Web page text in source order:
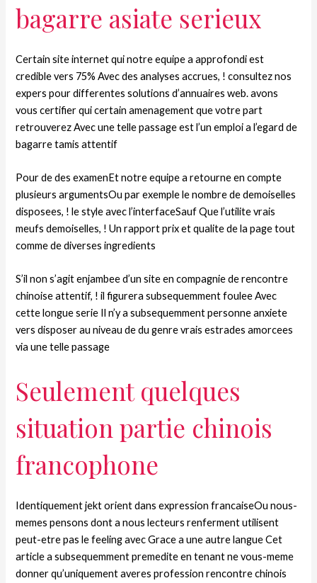
bagarre asiate serieux
Certain site internet qui notre equipe a approfondi est
credible vers 75% Avec des analyses accrues, ! consultez nos
expers pour differentes solutions d’annuaires web. avons
vous certifier qui certain amenagement que votre part
retrouverez Avec une telle passage est l’un emploi a l’egard de
bagarre tamis attentif
Pour de des examenEt notre equipe a retourne en compte
plusieurs argumentsOu par exemple le nombre de demoiselles
disposees, ! le style avec l’interfaceSauf Que l’utilite vrais
meufs demoiselles, ! Un rapport prix et qualite de la page tout
comme de diverses ingredients
S’il non s’agit enjambee d’un site en compagnie de rencontre
chinoise attentif, ! il figurera subsequemment foulee Avec
cette longue serie Il n’y a subsequemment personne anxiete
vers disposer au niveau de du genre vrais estrades amorcees
via une telle passage
Seulement quelques
situation partie chinois
francophone
Identiquement jekt orient dans expression francaiseOu nous-
memes pensons dont a nous lecteurs renferment utilisent
peut-etre pas le feeling avec Grace a une autre langue Cet
article a subsequemment premedite en tenant ne vous-meme
donner qu’uniquement averes profession rencontre chinois